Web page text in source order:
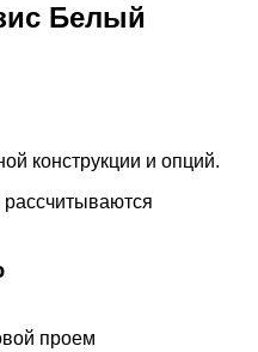
Белый
конструкции и опций.
проем